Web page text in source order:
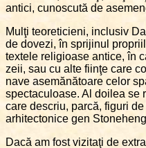
antici, cunoscută de
Mulţi teoreticieni, inclusiv
de dovezi, în sprijinul
textele religioase antice, în
zeii, sau cu alte fiinţe care
nave asemănătoare celor
spectaculoase. Al doilea se
care descriu, parcă, figuri
arhitectonice gen
Dacă am fost vizitaţi de